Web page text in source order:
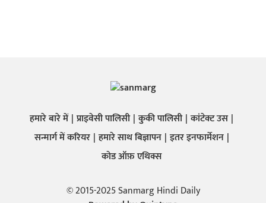
हमारे बारे में प्राइवेसी पालिसी कुकी पालिसी कांटेक्ट उस
सन्मार्ग में करियर हमारे साथ बिज्ञापन इतर इनफार्मेशन
कोड ऑफ़ एथिक्स
© 2015-2025 Sanmarg Hindi Daily